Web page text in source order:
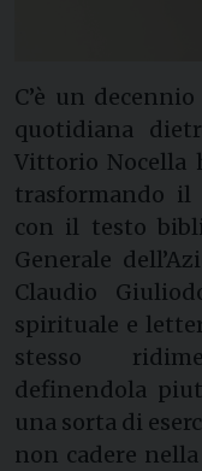
C’è un
quotidiana
Vittorio Nocella
trasformando il
con il testo
Generale
Claudio
spirituale e
stesso
definendola
una sorta di
non cadere